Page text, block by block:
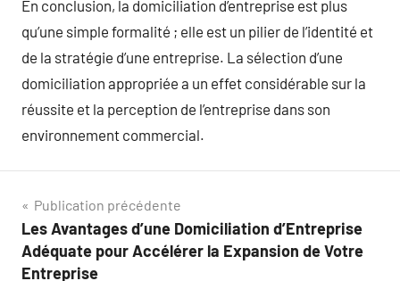
En conclusion, la domiciliation d’entreprise est plus
qu’une simple formalité ; elle est un pilier de l’identité et
de la stratégie d’une entreprise. La sélection d’une
domiciliation appropriée a un effet considérable sur la
réussite et la perception de l’entreprise dans son
environnement commercial.
Navigation
de
Publication précédente
Les Avantages d’une Domiciliation d’Entreprise
Adéquate pour Accélérer la Expansion de Votre
Entreprise